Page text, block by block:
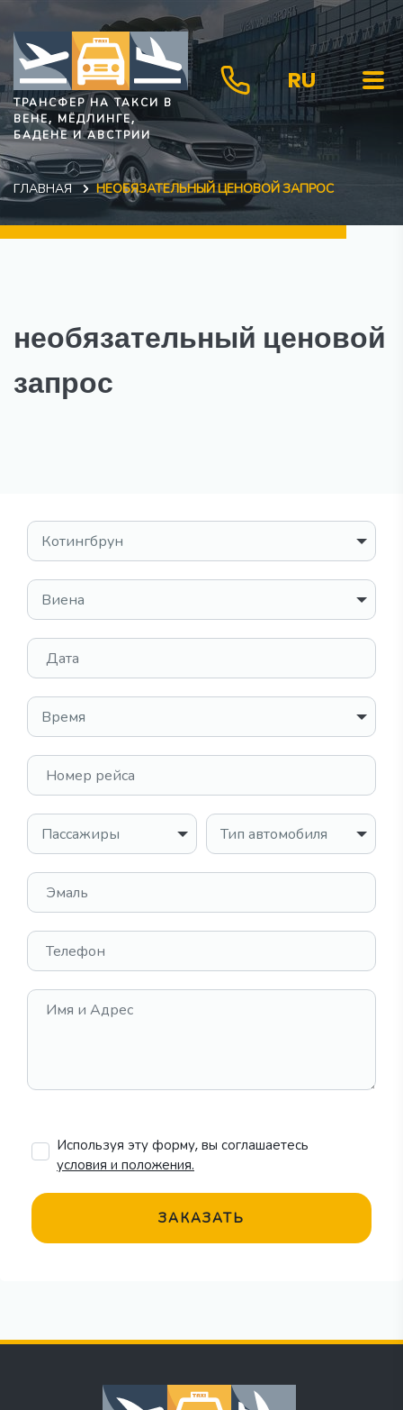
ТРАНСФЕР НА ТАКСИ В
ВЕНЕ, МЁДЛИНГЕ,
БАДЕНЕ И АВСТРИИ
RU
ГЛАВНАЯ НЕОБЯЗАТЕЛЬНЫЙ ЦЕНОВОЙ ЗАПРОС
необязательный ценовой
запрос
Выбрать место
Место назначения
Дата
Время
Номер рейса
Пассажиры Тип автомобиля
Эмаль
Телефон
Имя и Адрес
Используя эту форму, вы соглашаетесь
условия и положения.
ЗАКАЗАТЬ